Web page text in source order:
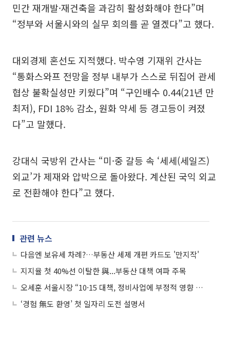
민간 재개발·재건축을 과감히 활성화해야 한다”며
“정부와 서울시와의 실무 회의를 곧 열겠다”고 했다.
대외경제 혼선도 지적했다. 박수영 기재위 간사는
“통화스와프 전망을 정부 내부가 스스로 뒤집어 관세
협상 불확실성만 키웠다”며 “구인배수 0.44(21년 만
최저), FDI 18% 감소, 원화 약세 등 경고등이 켜졌
다”고 말했다.
강대식 국방위 간사는 “미·중 갈등 속 ‘세세(세일즈)
외교’가 제재와 압박으로 돌아왔다. 계산된 국익 외교
로 전환해야 한다”고 했다.
관련 뉴스
다음엔 보유세 차례?…부동산 세제 개편 카드도 '만지작'
지지율 첫 40%선 이탈한 與...부동산 대책 여파 주목
오세훈 서울시장 “10·15 대책, 정비사업에 부정적 영향 우려”
‘경험 無도 환영’ 첫 일자리 도전 설명서